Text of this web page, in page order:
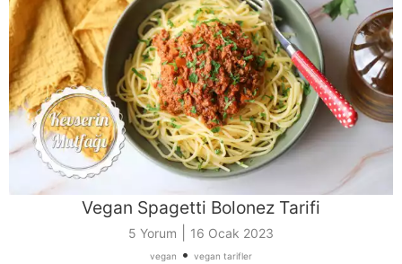
Vegan Spagetti Bolonez Tarifi
5 Yorum 16 Ocak 2023
vegan • vegan tarifler